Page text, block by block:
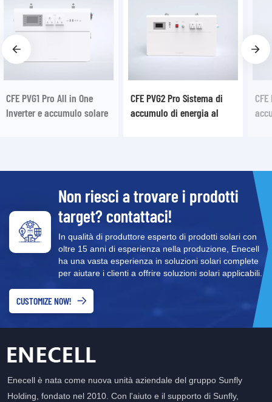
CFE PVG2 Pro Sistema di
accumulo di energia al
CFE PVG3 Pro Sistema di
accumulo di energia solare
Non riesci a trovare i prodotti
target? contattaci!
In qualità di produttore esperto di prodotti solari con
oltre 15 anni di esperienza nella produzione, Enecell
ha una vasta esperienza in soluzioni solari complete
per aiutare i clienti a offrire soluzioni solari applicabili.
CUSTOMIZE NOW!
Enecell è nata come nuova unità aziendale del gruppo Sunfly
Holding, fondato nel 2010. Con l'aiuto e il supporto di Sunfly,